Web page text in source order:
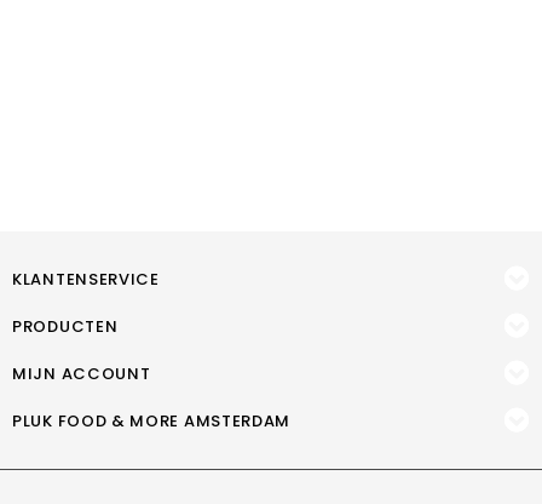
KLANTENSERVICE
PRODUCTEN
MIJN ACCOUNT
PLUK FOOD & MORE AMSTERDAM